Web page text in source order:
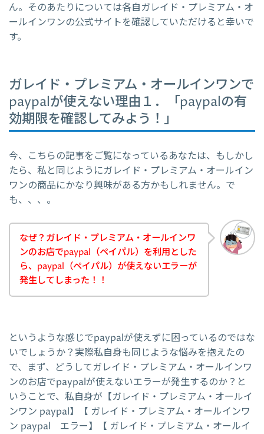
ん。そのあたりについては各自ガレイド・プレミアム・オ
ールインワンの公式サイトを確認していただけると幸いで
す。
ガレイド・プレミアム・オールインワンで
paypalが使えない理由１．「paypalの有
効期限を確認してみよう！」
今、こちらの記事をご覧になっているあなたは、もしかし
たら、私と同じようにガレイド・プレミアム・オールイン
ワンの商品にかなり興味がある方かもしれません。で
も、、、。
なぜ？ガレイド・プレミアム・オールインワ
ンのお店でpaypal（ペイパル）を利用とした
ら、paypal（ペイパル）が使えないエラーが
発生してしまった！！
というような感じでpaypalが使えずに困っているのではな
いでしょうか？実際私自身も同じような悩みを抱えたの
で、まず、どうしてガレイド・プレミアム・オールインワ
ンのお店でpaypalが使えないエラーが発生するのか？と
いうことで、私自身が【ガレイド・プレミアム・オールイ
ンワン paypal】【 ガレイド・プレミアム・オールインワ
ン paypal エラー】【 ガレイド・プレミアム・オールイ